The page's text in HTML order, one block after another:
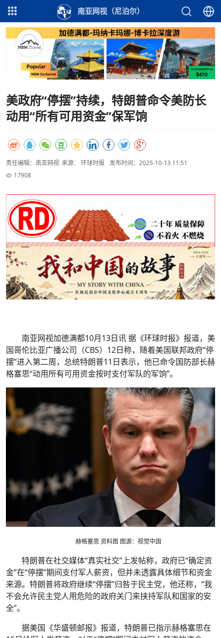
南亚网视（尼泊尔）
美政府“停摆”持续，特朗普命令美防长
动用“所有可用资金”保军饷
责任编辑：南亚网视 来源： 环球时报
发布时间：2025-10-13 11:51
17908
南亚网视加德满都10月13日讯 据《环球时报》报道，美
国哥伦比亚广播公司（CBS）12日称，随着美国联邦政府“停
摆”进入第二周，总统特朗普11日表示，他已命令国防部长赫
格塞思“动用所有可用资金按时支付军队的军饷”。
赫格塞思 资料图 图源：视觉中国
特朗普在社交媒体“真实社交”上发帖称，政府已“确定资
金”在“停摆”期间支付军人薪资，但并未透露具体细节和资金
来源。特朗普将政府继续“停摆”归咎于民主党，他还称，“我
不会允许民主党人用危险的政府关门来挟持军队和国家的安
全”。
据美国《华盛顿邮报》报道，特朗普已指示赫格塞思在